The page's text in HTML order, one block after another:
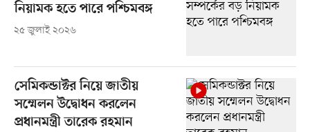
নিয়ামক হতে পারে পশ্চিমবঙ্গ
২৫ জুলাই ২০২৬
সেমিকন্ডাক্টর নিয়ে জাতীয়
সম্মেলন উদ্বোধন করলেন
প্রধানমন্ত্রী তারেক রহমান